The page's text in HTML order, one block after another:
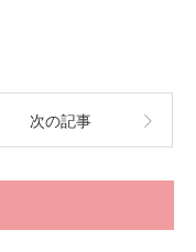
次の記事